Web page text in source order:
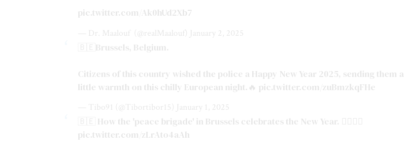
pic.twitter.com/Ak0hUd2Xb7
— Dr. Maalouf ‏ (@realMaalouf) January 2, 2025
🇧🇪Brussels, Belgium.
Citizens of this country wished the police a Happy New Year 2025, sending them a
little warmth on this chilly European night.🔥 pic.twitter.com/zuBmzkqFHe
— Tibo91 (@Tibortibor15) January 1, 2025
🇧🇪 How the 'peace brigade' in Brussels celebrates the New Year. 👇🏻🍾🔥
pic.twitter.com/zLrAto4aAh